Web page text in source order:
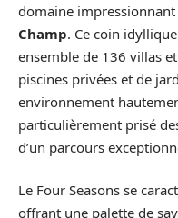
domaine
Champ. Ce coin
ensemble de 136 villas
piscines privées et de
environnement
particulièrement prisé
d’un parcours
Le Four Seasons se
offrant une palette de